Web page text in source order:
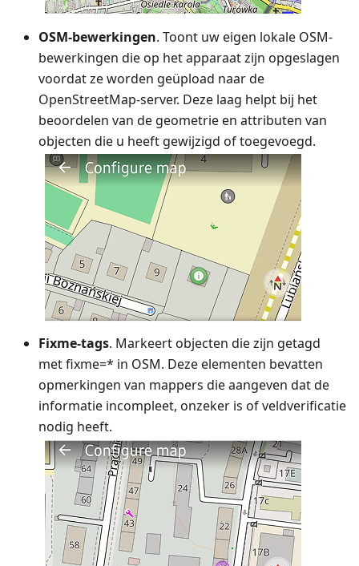
OSM-bewerkingen. Toont uw eigen lokale OSM-
bewerkingen die op het apparaat zijn opgeslagen
voordat ze worden geüpload naar de
OpenStreetMap-server. Deze laag helpt bij het
beoordelen van de geometrie en attributen van
objecten die u heeft gewijzigd of toegevoegd.
Fixme-tags. Markeert objecten die zijn getagd
met fixme=* in OSM. Deze elementen bevatten
opmerkingen van mappers die aangeven dat de
informatie incompleet, onzeker is of veldverificatie
nodig heeft.